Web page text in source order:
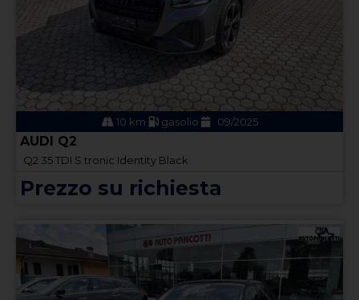
10 km gasolio 09/2025
AUDI Q2
Q2 35 TDI S tronic Identity Black
Prezzo su richiesta